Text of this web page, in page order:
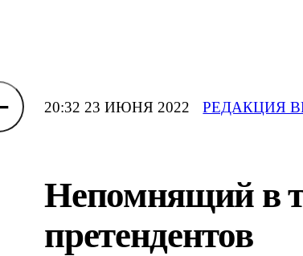
20:32 23 ИЮНЯ 2022 РЕДАКЦИЯ
Непомнящий в
претендентов